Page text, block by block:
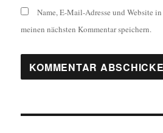
Name, E-Mail-Adresse und Website
meinen nächsten Kommentar speichern.